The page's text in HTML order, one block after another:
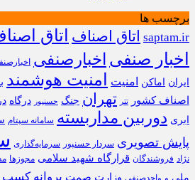
برچسب ها
saptam.ir اتاق اصناف اتاق
اخبار صنفی اخبارصنفی
ایران
اماکن امنیت امنیت هوشمند
اصناف کشور
تتر تهران جنگ حسنپور درگاه
ابری دوربین مداربسته سامانه سپتام
پایش تصویری سردار حسنپور سرمایه‌گذاری
نژاد فروشندگان قرارگاه شهید سلامی مجوزها
ملی و واحدصنفی وزارت صمت پروانه کسب